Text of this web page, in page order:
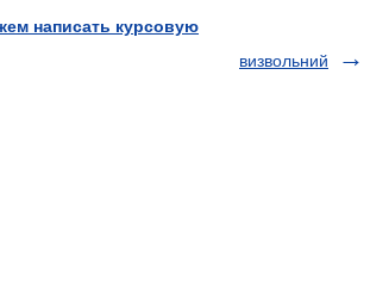
написать курсовую
визвольний